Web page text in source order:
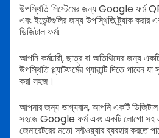
উপস্থিতি সিস্টেমের জন্য Google ফর্ম
এবং ইভেন্টগুলির জন্য উপস্থিতি ট্র্যাক করার
ডিজিটাল ফর্ম৷
আপনি কর্মচারী, ছাত্র বা অতিথিদের জন্য
উপস্থিতি প্ল্যাটফর্মের গ্যারান্টি দিতে পারেন
করা সহজ।
আপনার জন্য ভাগ্যবান, আপনি একটি
সহজে Google ফর্ম এবং একটি লোগো সহ
জেনারেটরের মতো সফ্টওয়্যার ব্যবহার করতে